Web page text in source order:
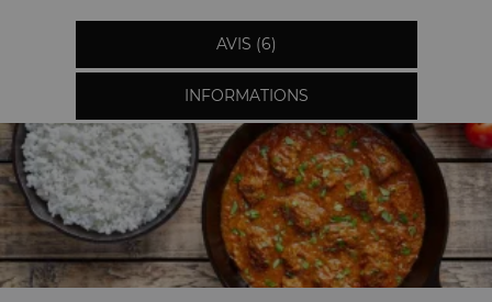
AVIS (6)
INFORMATIONS